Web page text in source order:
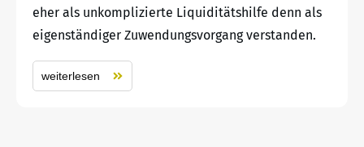
eher als unkomplizierte Liquiditätshilfe denn als
eigenständiger Zuwendungsvorgang verstanden.
weiterlesen